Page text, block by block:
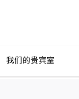
我们的贵宾室